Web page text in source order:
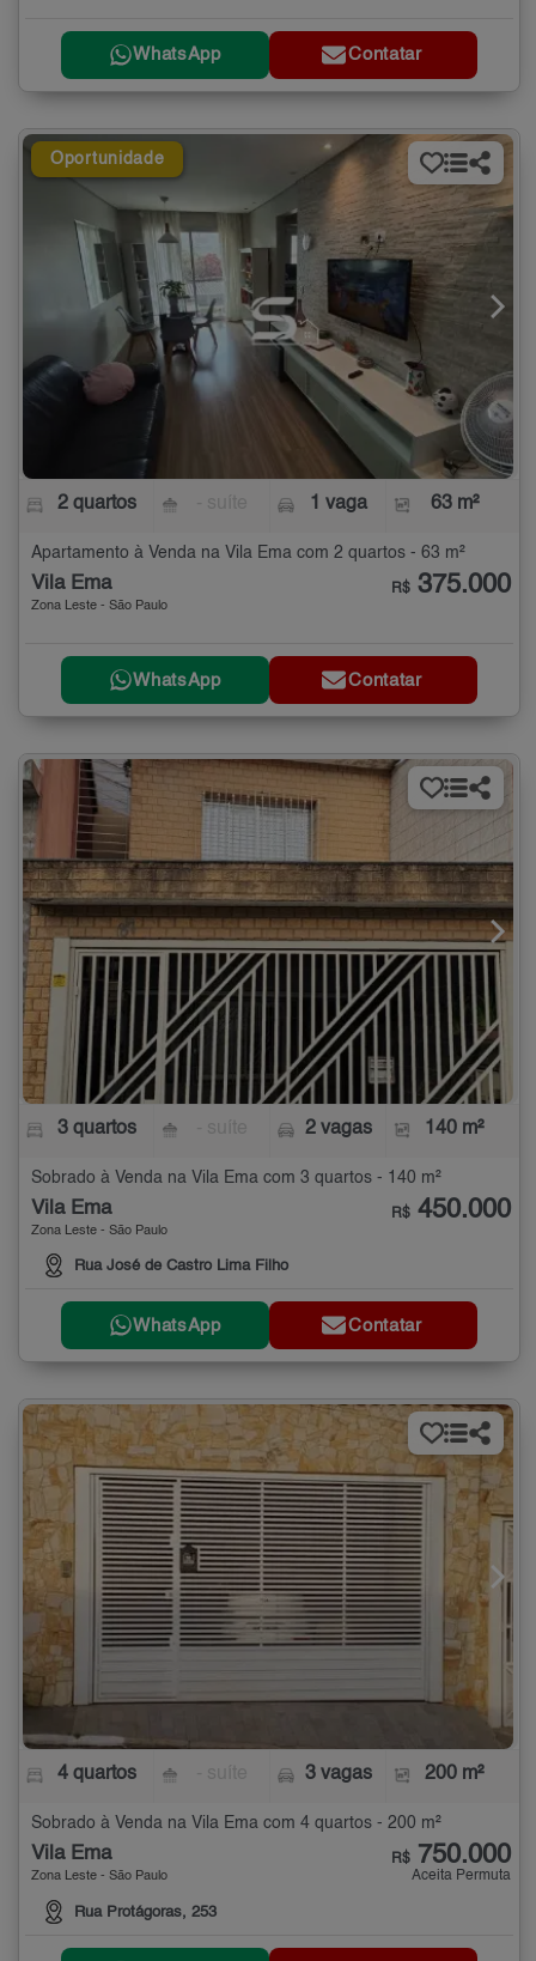
WhatsApp Contatar
Oportunidade
2 quartos 1 vaga 63 m²
Apartamento à Venda na Vila Ema com 2 quartos - 63 m²
Vila Ema
Zona Leste - São Paulo
R$ 375.000
WhatsApp Contatar
3 quartos 2 vagas 140 m²
Sobrado à Venda na Vila Ema com 3 quartos - 140 m²
Vila Ema
Zona Leste - São Paulo
Rua José de Castro Lima Filho
R$ 450.000
WhatsApp Contatar
4 quartos 3 vagas 200 m²
Sobrado à Venda na Vila Ema com 4 quartos - 200 m²
Vila Ema
Zona Leste - São Paulo
Rua Protágoras, 253
R$ 750.000
Aceita Permuta